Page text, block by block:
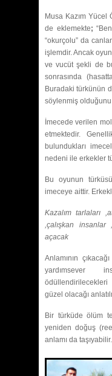
Musa Kazım Yücel
de eklemekte;
“okurçolu” da
işlemdir. Ancak
ve vucüt şekli de
sonrasında
Buradaki türkünün
söylenmiş
İmecede verilen
etmektedir.
bulundukları
nedeni ile erkekler
Bu oyunun
imeceye aittir.
Kazalım tarlaları
,çalışkan insanlar
açacak
Anlamının
yardımsever
güzel olacağı
Bir türküde ölüm
yeniden doğuş
anlamı da taşıyabilir.